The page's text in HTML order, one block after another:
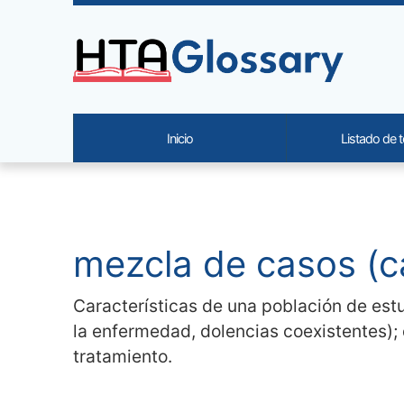
Navigation and related
mezcla de casos
Características de una población de
la enfermedad, dolencias
tratamiento.
Site identity, navigation, etc.
Inicio Listado de